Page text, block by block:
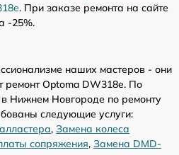
. При заказе ремонта на сайте
-25%.
наших мастеров - они
ремонт Optoma DW318e. По
Нижнем Новгороде по ремонту
следующие услуги:
, Замена колеса
сопряжения, Замена DMD-